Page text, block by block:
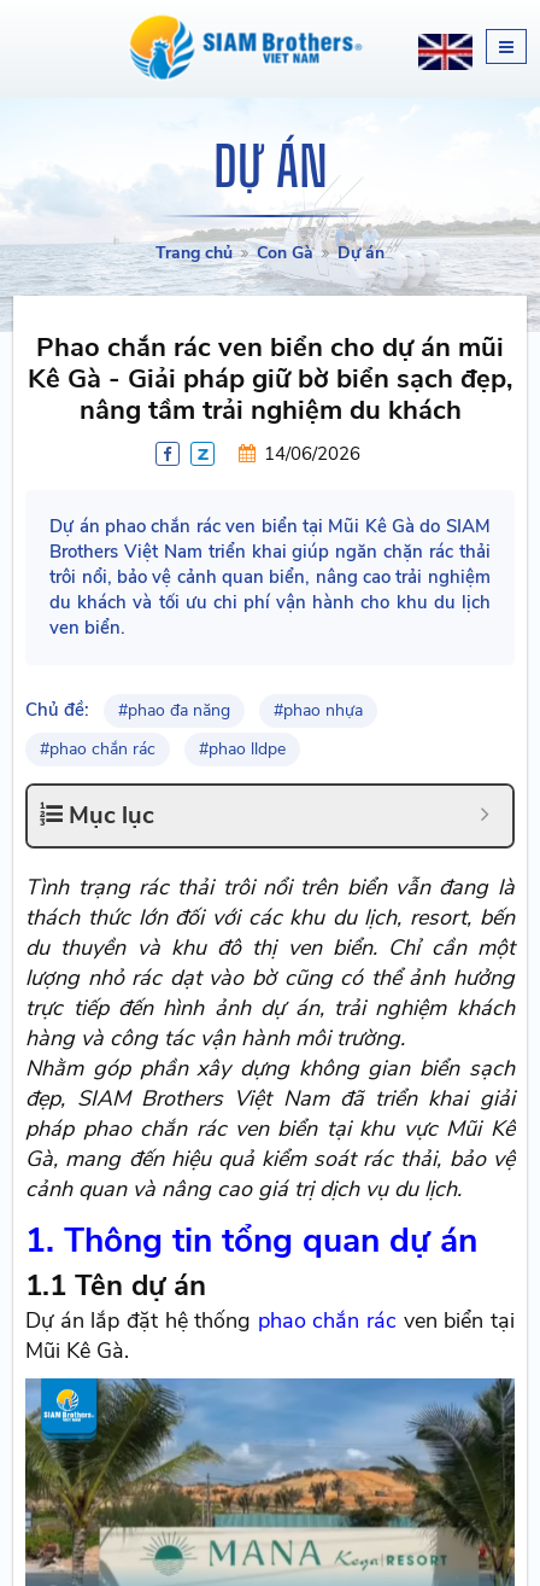
DỰ ÁN
Trang chủ Con Gà Dự án
Phao chắn rác ven biển cho dự án mũi
Kê Gà - Giải pháp giữ bờ biển sạch đẹp,
nâng tầm trải nghiệm du khách
14/06/2026
Dự án phao chắn rác ven biển tại Mũi Kê Gà do SIAM
Brothers Việt Nam triển khai giúp ngăn chặn rác thải
trôi nổi, bảo vệ cảnh quan biển, nâng cao trải nghiệm
du khách và tối ưu chi phí vận hành cho khu du lịch
ven biển.
Chủ đề: #phao đa năng
#phao nhựa
#phao chắn rác
#phao lldpe
Mục lục
Tình trạng rác thải trôi nổi trên biển vẫn đang là
thách thức lớn đối với các khu du lịch, resort, bến
du thuyền và khu đô thị ven biển. Chỉ cần một
lượng nhỏ rác dạt vào bờ cũng có thể ảnh hưởng
trực tiếp đến hình ảnh dự án, trải nghiệm khách
hàng và công tác vận hành môi trường.
Nhằm góp phần xây dựng không gian biển sạch
đẹp, SIAM Brothers Việt Nam đã triển khai giải
pháp phao chắn rác ven biển tại khu vực Mũi Kê
Gà, mang đến hiệu quả kiểm soát rác thải, bảo vệ
cảnh quan và nâng cao giá trị dịch vụ du lịch.
1. Thông tin tổng quan dự án
1.1 Tên dự án
Dự án lắp đặt hệ thống phao chắn rác ven biển tại
Mũi Kê Gà.